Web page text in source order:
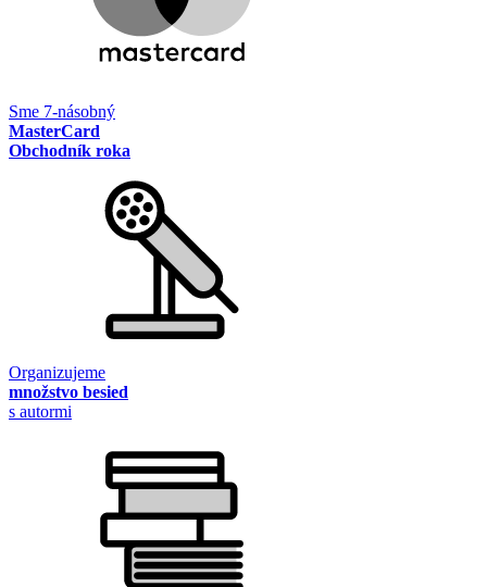
Sme 7-násobný
MasterCard
Obchodník roka
Organizujeme
množstvo besied
s autormi